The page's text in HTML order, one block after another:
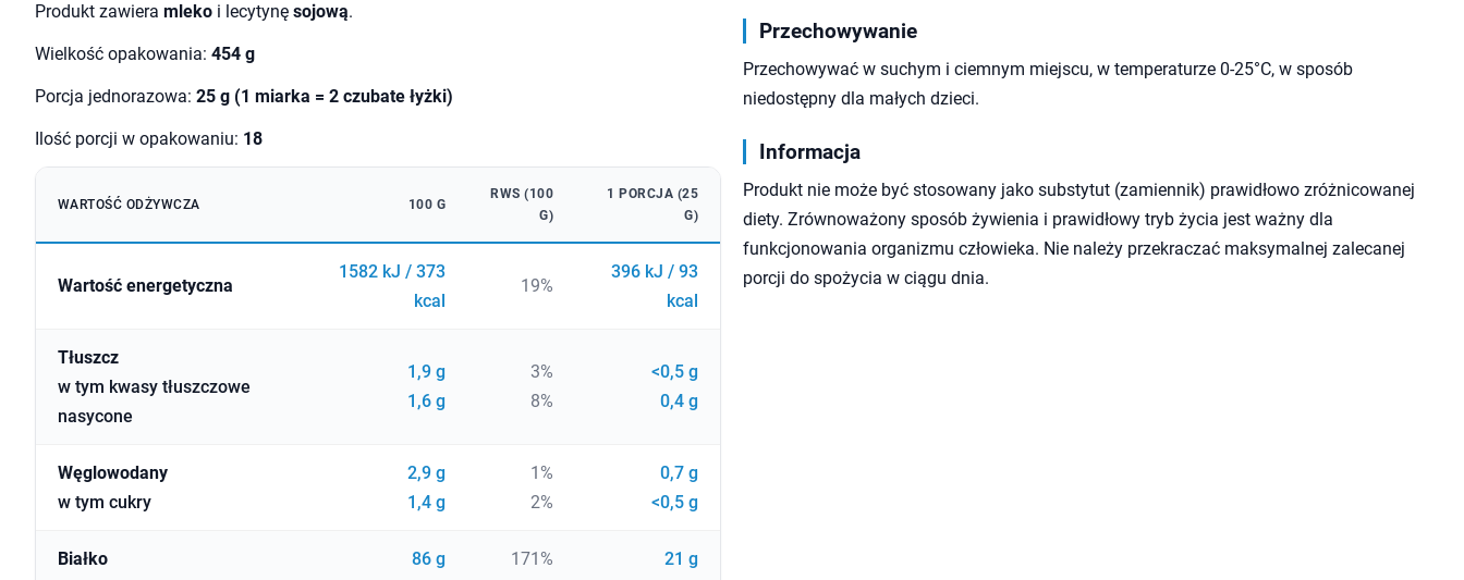
Produkt zawiera mleko i lecytynę sojową.
Wielkość opakowania: 454 g
Porcja jednorazowa: 25 g (1 miarka = 2 czubate łyżki)
Ilość porcji w opakowaniu: 18
WARTOŚĆ ODŻYWCZA 100 G
RWS (100
G)
1 PORCJA (25
G)
Wartość energetyczna
1582 kJ / 373
kcal
19%
396 kJ / 93
kcal
Tłuszcz
w tym kwasy tłuszczowe
nasycone
1,9 g
1,6 g
3%
8%
<0,5 g
0,4 g
Węglowodany
w tym cukry
2,9 g
1,4 g
1%
2%
0,7 g
<0,5 g
Białko 86 g 171% 21 g
Przechowywanie
Przechowywać w suchym i ciemnym miejscu, w temperaturze 0-25°C, w sposób
niedostępny dla małych dzieci.
Informacja
Produkt nie może być stosowany jako substytut (zamiennik) prawidłowo zróżnicowanej
diety. Zrównoważony sposób żywienia i prawidłowy tryb życia jest ważny dla
funkcjonowania organizmu człowieka. Nie należy przekraczać maksymalnej zalecanej
porcji do spożycia w ciągu dnia.